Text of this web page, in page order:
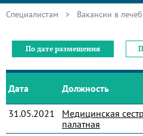
Специалистам > Вакансии в
По дате размещения
Дата Должность
31.05.2021
Медицинская
палатная